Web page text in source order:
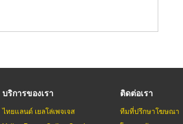
บริการของเรา
ไทยแลนด์ เยลโล่เพจเจส
ติดต่อเรา
ทีมที่ปรึกษาโฆษณา